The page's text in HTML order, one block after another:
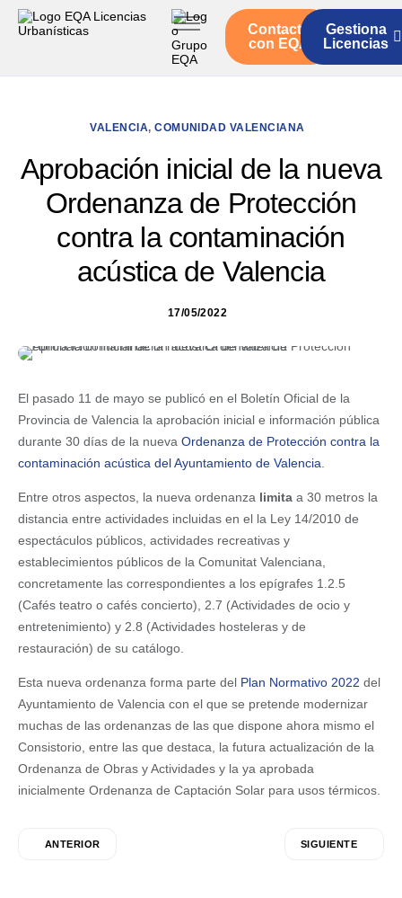
Servicios
Contacto
con EQA
Gestiona
Licencias
VALENCIA,COMUNIDAD VALENCIANA
Aprobación inicial de la nueva
Ordenanza de Protección
contra la contaminación
acústica de Valencia
17/05/2022
El pasado 11 de mayo se publicó en el Boletín Oficial de la
Provincia de Valencia la aprobación inicial e información pública
durante 30 días de la nueva Ordenanza de Protección contra la
contaminación acústica del Ayuntamiento de Valencia
Entre otros aspectos, la nueva ordenanza limita a 30 metros la
distancia entre actividades incluidas en el la Ley 14/2010 de
espectáculos públicos, actividades recreativas y
establecimientos públicos de la Comunitat Valenciana,
concretamente las correspondientes a los epígrafes 1.2.5
(Cafés teatro o cafés concierto), 2.7 (Actividades de ocio y
entretenimiento) y 2.8 (Actividades hosteleras y de
restauración) de su catálogo.
Esta nueva ordenanza forma parte del Plan Normativo 2022 del
Ayuntamiento de Valencia con el que se pretende modernizar
muchas de las ordenanzas de las que dispone ahora mismo el
Consistorio, entre las que destaca, la futura actualización de la
Ordenanza de Obras y Actividades y la ya aprobada
inicialmente Ordenanza de Captación Solar para usos térmicos.
ANTERIOR SIGUIENTE